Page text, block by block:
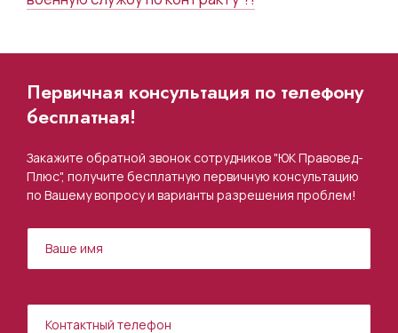
Первичная консультация по телефону
бесплатная!
Закажите обратной звонок сотрудников "ЮК Правовед-
Плюс", получите бесплатную первичную консультацию
по Вашему вопросу и варианты разрешения проблем!